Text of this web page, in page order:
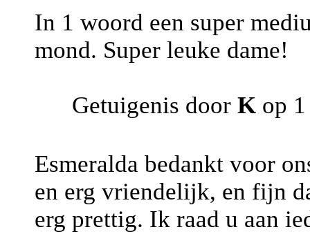
In 1 woord een super
mond. Super leuke dame!
Getuigenis door K op
Esmeralda bedankt voor
en erg vriendelijk, en fijn
erg prettig. Ik raad u aan